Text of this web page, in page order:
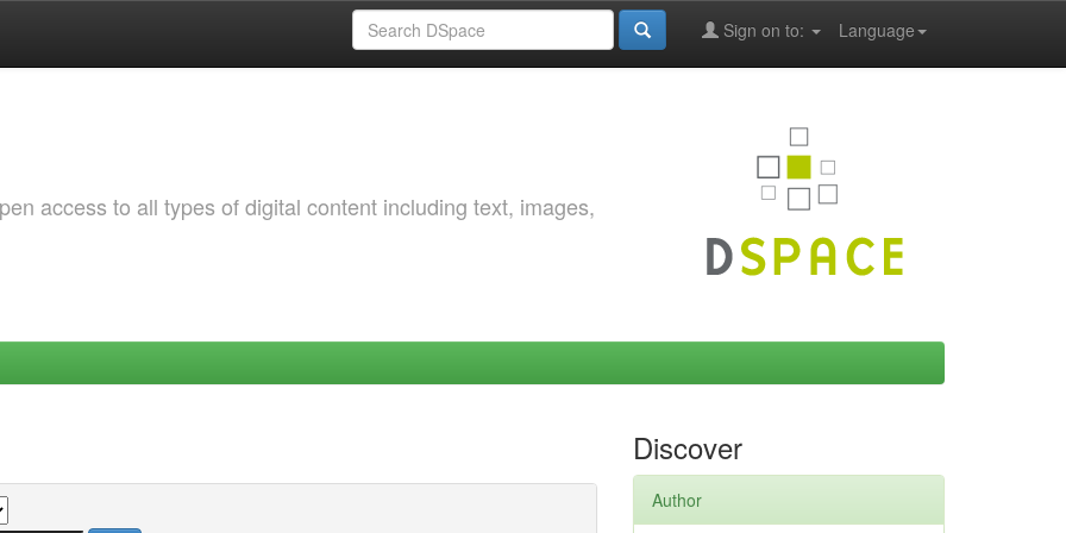
Language
Sign on to:
access to all types of digital content including text, images,
Discover
Author